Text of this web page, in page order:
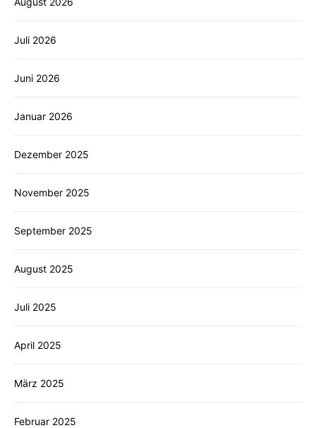
Juli 2026
Juni 2026
Januar 2026
Dezember 2025
November 2025
September 2025
August 2025
Juli 2025
April 2025
März 2025
Februar 2025